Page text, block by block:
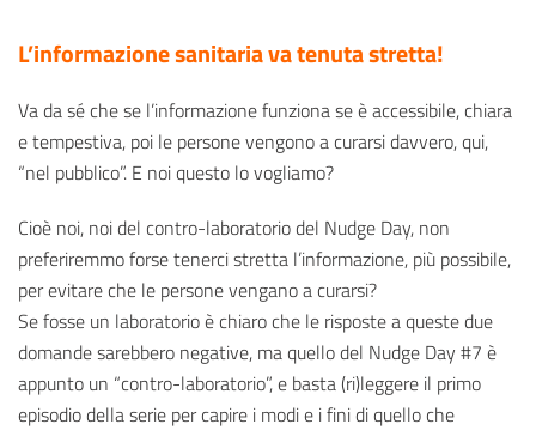
L’informazione sanitaria va tenuta stretta!
Va da sé che se l’informazione funziona se è accessibile, chiara
e tempestiva, poi le persone vengono a curarsi davvero, qui,
“nel pubblico”. E noi questo lo vogliamo?
Cioè noi, noi del contro-laboratorio del Nudge Day, non
preferiremmo forse tenerci stretta l’informazione, più possibile,
per evitare che le persone vengano a curarsi?
Se fosse un laboratorio è chiaro che le risposte a queste due
domande sarebbero negative, ma quello del Nudge Day #7 è
appunto un “contro-laboratorio”, e basta (ri)leggere il primo
episodio della serie per capire i modi e i fini di quello che